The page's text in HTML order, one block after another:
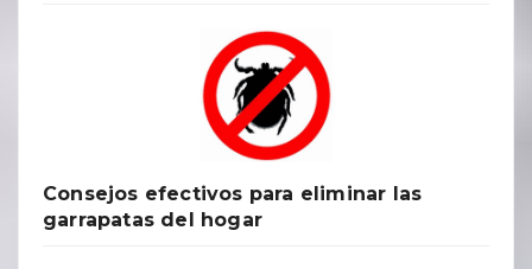
Consejos efectivos para eliminar las
garrapatas del hogar